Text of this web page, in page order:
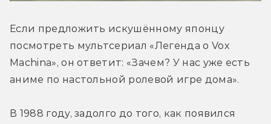
Если предложить искушённому японцу
посмотреть мультсериал «Легенда о Vox
Machina», он ответит: «Зачем? У нас уже есть
аниме по настольной ролевой игре дома».
В 1988 году, задолго до того, как появился